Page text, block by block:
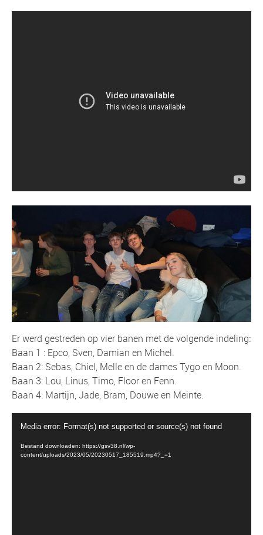
Er werd gestreden op vier banen met de volgende indeling:
Baan 1 : Epco, Sven, Damian en Michel.
Baan 2: Sebas, Chiel, Melle en de dames Tygo en Moon.
Baan 3: Lou, Linus, Timo, Floor en Fenn.
Baan 4: Martijn, Jade, Bram, Douwe en Meinte.
Media error: Format(s) not supported or source(s) not found
Bestand downloaden: https://gsv38.nl/wp-
content/uploads/2023/05/20230517_185519.mp4?_=1